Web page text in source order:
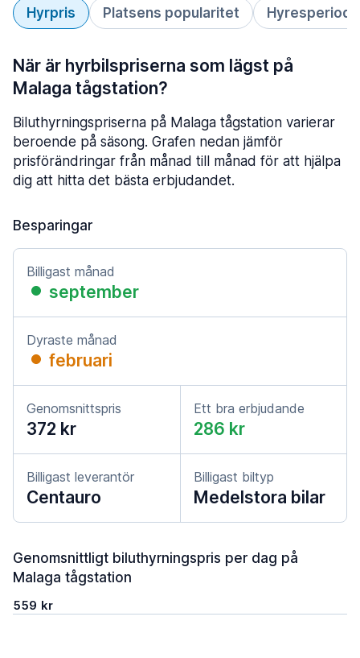
Hyrpris Platsens popularitet Hyresperiod
När är hyrbilspriserna som lägst på
Malaga tågstation?
Biluthyrningspriserna på Malaga tågstation varierar
beroende på säsong. Grafen nedan jämför
prisförändringar från månad till månad för att hjälpa
dig att hitta det bästa erbjudandet.
Besparingar
Billigast månad
september
Dyraste månad
februari
Genomsnittspris
372 kr
Ett bra erbjudande
286 kr
Billigast leverantör
Centauro
Billigast biltyp
Medelstora bilar
Genomsnittligt biluthyrningspris per dag på
Malaga tågstation
559 kr